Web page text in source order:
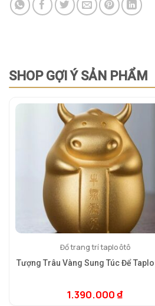
SHOP GỢI Ý SẢN PHẨM
Đồ trang trí taplo ôtô
Tượng Trâu Vàng Sung Túc Để Taplo
1.390.000₫